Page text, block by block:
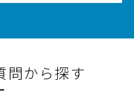
問から探す